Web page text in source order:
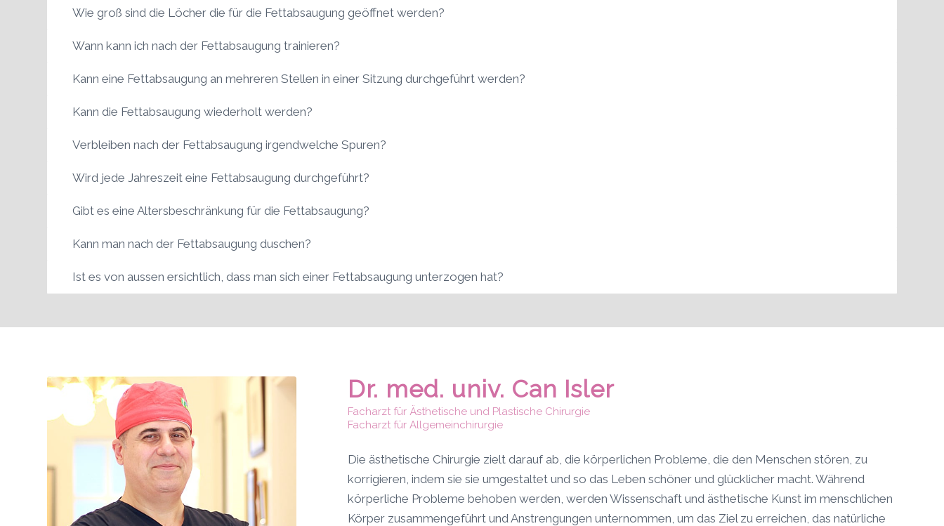
Wie groß sind die Löcher die für die Fettabsaugung geöffnet werden?
Wann kann ich nach der Fettabsaugung trainieren?
Kann eine Fettabsaugung an mehreren Stellen in einer Sitzung durchgeführt werden?
Kann die Fettabsaugung wiederholt werden?
Verbleiben nach der Fettabsaugung irgendwelche Spuren?
Wird jede Jahreszeit eine Fettabsaugung durchgeführt?
Gibt es eine Altersbeschränkung für die Fettabsaugung?
Kann man nach der Fettabsaugung duschen?
Ist es von aussen ersichtlich, dass man sich einer Fettabsaugung unterzogen hat?
Dr. med. univ. Can Isler
Facharzt für Ästhetische und Plastische Chirurgie
Facharzt für Allgemeinchirurgie
Die ästhetische Chirurgie zielt darauf ab, die körperlichen Probleme, die den Menschen stören, zu
korrigieren, indem sie sie umgestaltet und so das Leben schöner und glücklicher macht. Während
körperliche Probleme behoben werden, werden Wissenschaft und ästhetische Kunst im menschlichen
Körper zusammengeführt und Anstrengungen unternommen, um das Ziel zu erreichen, das natürliche